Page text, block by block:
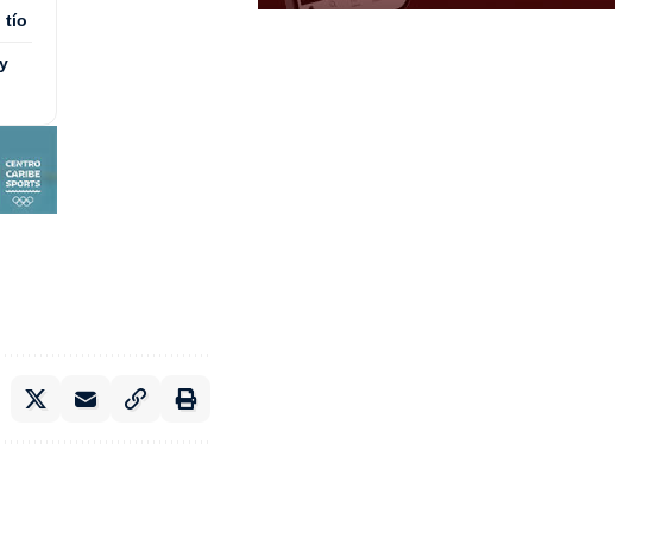
tío